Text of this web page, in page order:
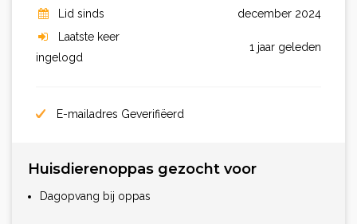
Lid sinds
december 2024
Laatste keer
ingelogd
1 jaar geleden
E-mailadres Geverifiëerd
Huisdierenoppas gezocht voor
Dagopvang bij oppas